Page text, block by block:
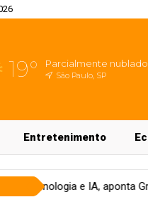
19° Parcialmente nublado
São Paulo, SP
Entretenimento
Grant Thornton